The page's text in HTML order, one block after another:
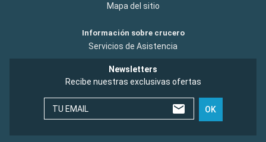
Mapa del sitio
Información sobre crucero
Servicios de Asistencia
Newsletters
Recibe nuestras exclusivas ofertas
TU EMAIL OK